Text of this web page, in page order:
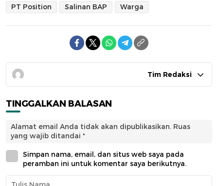
PT Position
Salinan BAP Warga
Tim Redaksi
TINGGALKAN BALASAN
Alamat email Anda tidak akan dipublikasikan. Ruas
yang wajib ditandai *
Simpan nama, email, dan situs web saya pada
peramban ini untuk komentar saya berikutnya.